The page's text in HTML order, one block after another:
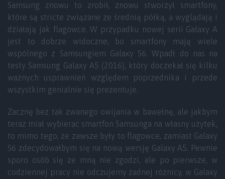
Samsung znowu to zrobił, znowu stworzył smartfony,
które są stricte związane ze średnią półką, a wyglądają i
działają jak flagowce. W przypadku nowej serii Galaxy A
jest to dobrze widoczne, bo smartfony mają wiele
wspólnego z Samsungiem Galaxy S6. Wpadł do nas na
testy Samsung Galaxy A5 (2016), który doczekał się kilku
ważnych usprawnień względem poprzednika i przede
wszystkim genialnie się prezentuje.
Zacznę bez tak zwanego owijania w bawełnę, ale jakbym
teraz miał wybierać smartfon Samsunga na własny użytek,
to mimo tego, że zawsze były to flagowce, zamiast Galaxy
S6 zdecydowałbym się na nową wersję Galaxy A5. Pewnie
sporo osób się ze mną nie zgodzi, ale po pierwsze, w
codziennej pracy nie odczujemy żadnej różnicy, w Galaxy